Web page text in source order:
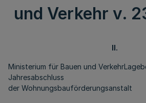
und Verkehr v.
II.
Ministerium für Bauen und
Jahresabschluss
der Wohnungsbauförderungsanstalt